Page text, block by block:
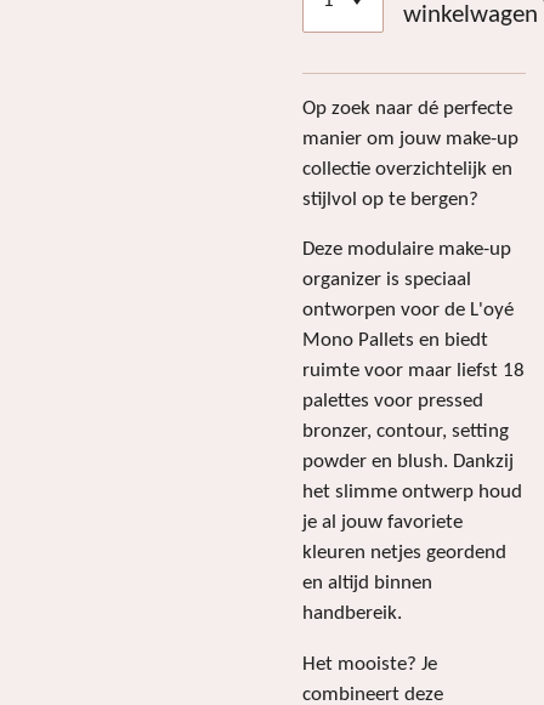
winkelwagen
Op zoek naar dé perfecte
manier om jouw make-up
collectie overzichtelijk en
stijlvol op te bergen?
Deze modulaire make-up
organizer is speciaal
ontworpen voor de L'oyé
Mono Pallets en biedt
ruimte voor maar liefst 18
palettes voor pressed
bronzer, contour, setting
powder en blush. Dankzij
het slimme ontwerp houd
je al jouw favoriete
kleuren netjes geordend
en altijd binnen
handbereik.
Het mooiste? Je
combineert deze